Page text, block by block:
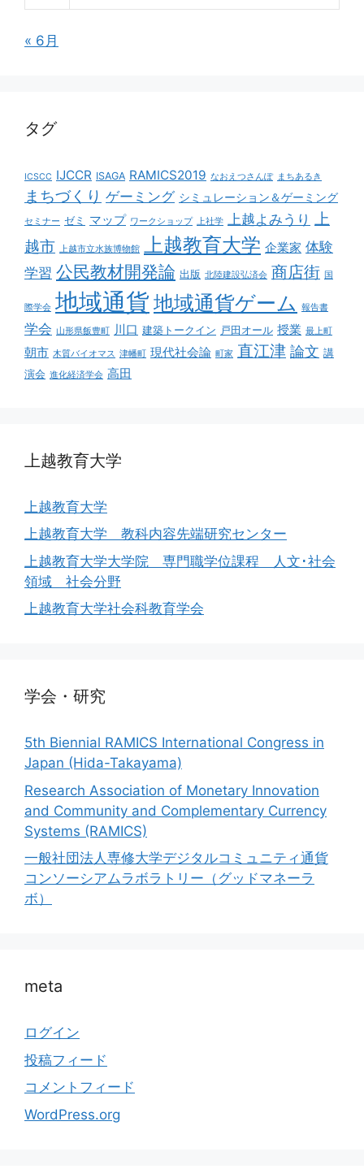
« 6月
タグ
ICSCC IJCCR ISAGA RAMICS2019 なおえつさんぽ まちあるき
まちづくり ゲーミング シミュレーション＆ゲーミング
セミナー ゼミ マップ ワークショップ 上社学 上越よみうり
上
越市
上越市立水族博物館 上越教育大学 企業家 体験
学習 公民教材開発論 出版 北陸建設弘済会 商店街 国
際学会 地域通貨地域通貨ゲーム 報告書
学会 山形県飯豊町 川口 建築トークイン 戸田オール 授業 最上町
朝市 木質バイオマス 津幡町 現代社会論 町家 直江津 論文 講
演会 進化経済学会 高田
上越教育大学
上越教育大学
上越教育大学 教科内容先端研究センター
上越教育大学大学院 専門職学位課程 人文･社会
領域 社会分野
上越教育大学社会科教育学会
学会・研究
5th Biennial RAMICS International Congress in
Japan (Hida-Takayama)
Research Association of Monetary Innovation
and Community and Complementary Currency
Systems (RAMICS)
一般社団法人専修大学デジタルコミュニティ通貨
コンソーシアムラボラトリー（グッドマネーラ
ボ）
meta
ログイン
投稿フィード
コメントフィード
WordPress.org